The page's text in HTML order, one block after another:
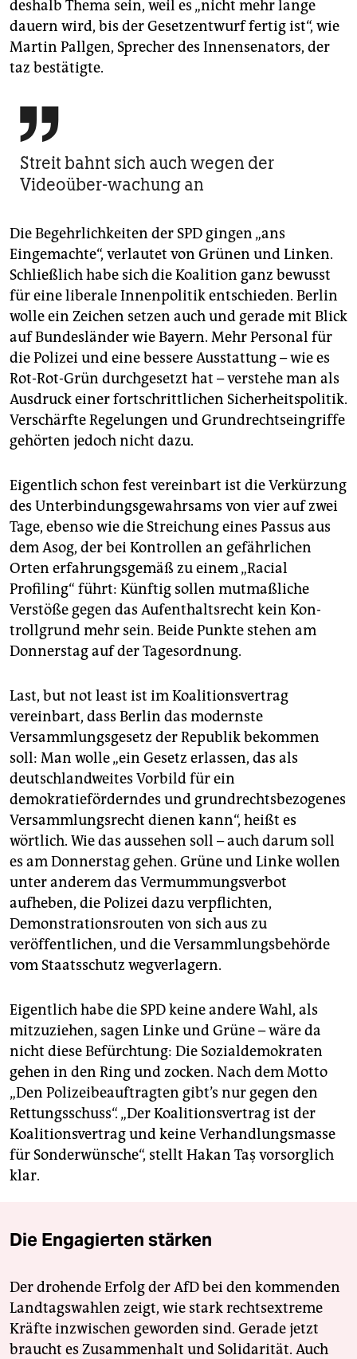
deshalb Thema sein, weil es „nicht mehr lange
dauern wird, bis der Gesetzentwurf fertig ist“, wie
Martin Pallgen, Sprecher des Innensenators, der
taz bestätigte.

Streit bahnt sich auch wegen der
Videoüber-wachung an
Die Begehrlichkeiten der SPD gingen „ans
Eingemachte“, verlautet von Grünen und Linken.
Schließlich habe sich die Koalition ganz bewusst
für eine liberale Innenpolitik entschieden. Berlin
wolle ein Zeichen setzen auch und gerade mit Blick
auf Bundesländer wie Bayern. Mehr Personal für
die Polizei und eine bessere Ausstattung – wie es
Rot-Rot-Grün durchgesetzt hat – verstehe man als
Ausdruck einer fortschrittlichen Sicherheitspolitik.
Verschärfte Regelungen und Grundrechtseingriffe
gehörten jedoch nicht dazu.
Eigentlich schon fest vereinbart ist die Verkürzung
des Unterbindungsgewahrsams von vier auf zwei
Tage, ebenso wie die Streichung eines Passus aus
dem Asog, der bei Kontrollen an gefährlichen
Orten erfahrungsgemäß zu einem „Racial
Profiling“ führt: Künftig sollen mutmaßliche
Verstöße gegen das Aufenthaltsrecht kein Kon­
troll­grund mehr sein. Beide Punkte stehen am
Donnerstag auf der Tagesordnung.
Last, but not least ist im Koali­tions­vertrag
vereinbart, dass Berlin das modernste
Versammlungsgesetz der Republik bekommen
soll: Man wolle „ein Gesetz erlassen, das als
deutschlandweites Vorbild für ein
demokratieförderndes und grundrechtsbezogenes
Versammlungsrecht dienen kann“, heißt es
wörtlich. Wie das aussehen soll – auch darum soll
es am Donnerstag gehen. Grüne und Linke wollen
unter anderem das Vermummungsverbot
aufheben, die Polizei dazu verpflichten,
Demonstrationsrouten von sich aus zu
veröffentlichen, und die Versammlungsbehörde
vom Staatsschutz wegverlagern.
Eigentlich habe die SPD keine andere Wahl, als
mitzuziehen, sagen Linke und Grüne – wäre da
nicht diese Befürchtung: Die Sozialdemokraten
gehen in den Ring und zocken. Nach dem Motto
„Den Polizeibeauftragten gibt’s nur gegen den
Rettungsschuss“. „Der Koali­tions­vertrag ist der
Koalitionsvertrag und keine Verhandlungsmasse
für Sonderwünsche“, stellt Hakan Taş vorsorglich
klar.
Die Engagierten stärken
Der drohende Erfolg der AfD bei den kommenden
Landtagswahlen zeigt, wie stark rechtsextreme
Kräfte inzwischen geworden sind. Gerade jetzt
braucht es Zusammenhalt und Solidarität. Auch